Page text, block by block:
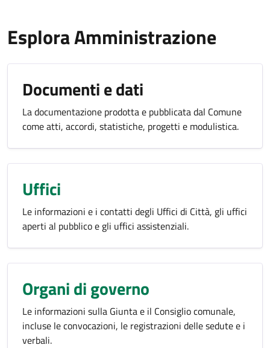
Esplora Amministrazione
Documenti e dati
La documentazione prodotta e pubblicata dal Comune
come atti, accordi, statistiche, progetti e modulistica.
Uffici
Le informazioni e i contatti degli Uffici di Città, gli uffici
aperti al pubblico e gli uffici assistenziali.
Organi di governo
Le informazioni sulla Giunta e il Consiglio comunale,
incluse le convocazioni, le registrazioni delle sedute e i
verbali.